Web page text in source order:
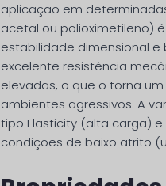
aplicação em
acetal ou polioximetileno)
estabilidade dimensional e
excelente resistência
elevadas, o que o torna
ambientes agressivos. A
tipo Elasticity (alta carga)
condições de baixo atrito